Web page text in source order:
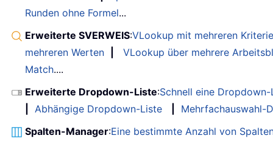
Runden ohne Formel...
Erweiterte SVERWEIS:VLookup mit mehreren
mehreren Werten
VLookup über mehrere
Match....
Erweiterte Dropdown-Liste:Schnell eine
Abhängige Dropdown-Liste
Mehrfachauswahl-
Spalten-Manager:Eine bestimmte Anzahl von